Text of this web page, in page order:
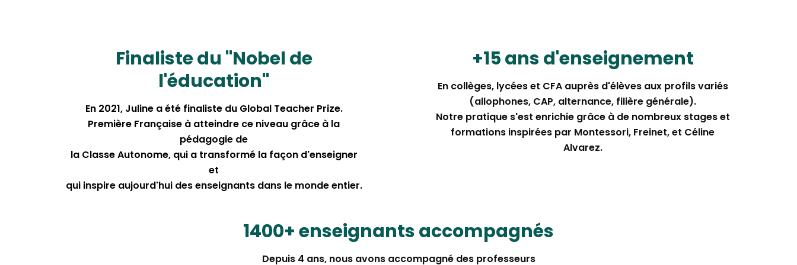
Finaliste du "Nobel de
l'éducation"
En 2021, Juline a été finaliste du Global Teacher Prize.
Première Française à atteindre ce niveau grâce à la
pédagogie de
la Classe Autonome, qui a transformé la façon d'enseigner
et
qui inspire aujourd'hui des enseignants dans le monde entier.
+15 ans d'enseignement
En collèges, lycées et CFA auprès d'élèves aux profils variés
(allophones, CAP, alternance, filière générale).
Notre pratique s'est enrichie grâce à de nombreux stages et
formations inspirées par Montessori, Freinet, et Céline
Alvarez.
1400+ enseignants accompagnés
Depuis 4 ans, nous avons accompagné des professeurs